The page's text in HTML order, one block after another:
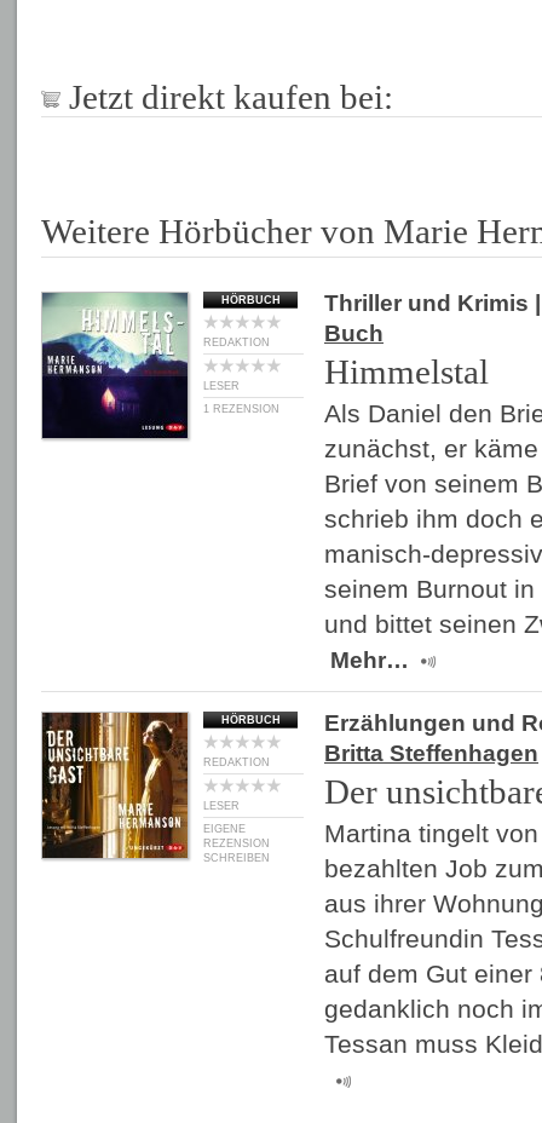
Jetzt direkt kaufen bei:
Weitere Hörbücher von Marie
HÖRBUCH
REDAKTION
LESER
1 REZENSION
Thriller und Krimis
Buch
Himmelstal
Als Daniel den
zunächst, er
Brief von seinem
schrieb ihm doch
manisch-
seinem Burnout
und bittet seinen
Mehr…
HÖRBUCH
REDAKTION
LESER
EIGENE
REZENSION
SCHREIBEN
Erzählungen und
Britta Steffenhagen
Der
Martina tingelt
bezahlten Job
aus ihrer
Schulfreundin
auf dem Gut
gedanklich noch
Tessan muss